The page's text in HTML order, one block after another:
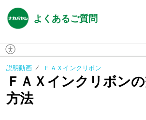
よくあるご質問
説明動画 ＦＡＸインクリボン
ＦＡＸインクリボン
方法